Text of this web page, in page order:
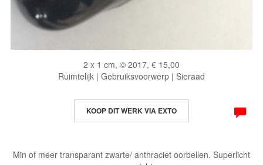
2 x 1 cm, © 2017, € 15,00
Ruimtelijk | Gebruiksvoorwerp | Sieraad
KOOP DIT WERK VIA EXTO
Min of meer transparant zwarte/ anthraciet oorbellen. Superlicht